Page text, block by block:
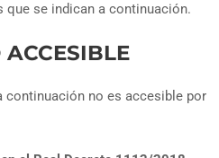
se indican a continuación.
continuación no es accesible por